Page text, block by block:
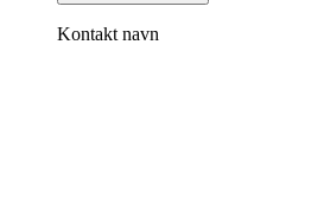
Kontakt navn